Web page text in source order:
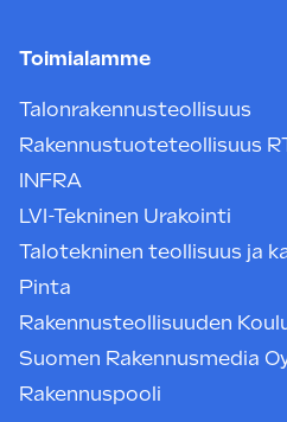
Toimialamme
Talonrakennusteollisuus
Rakennustuoteteollisuus
INFRA
LVI-Tekninen Urakointi
Talotekninen teollisuus ja
Pinta
Rakennusteollisuuden
Suomen Rakennusmedia
Rakennuspooli